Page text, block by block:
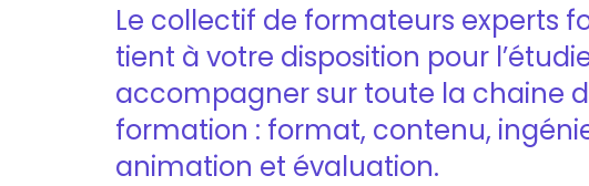
Le collectif de formateurs experts
tient à votre disposition pour
accompagner sur toute la chaine
formation : format, contenu,
animation et évaluation.